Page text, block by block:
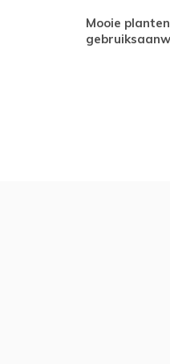
Mooie planten , alleen jammer geen